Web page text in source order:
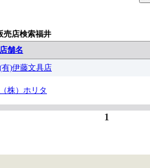
売店検索福井
店舗名
(有)伊藤文具店
（株）ホリタ
1